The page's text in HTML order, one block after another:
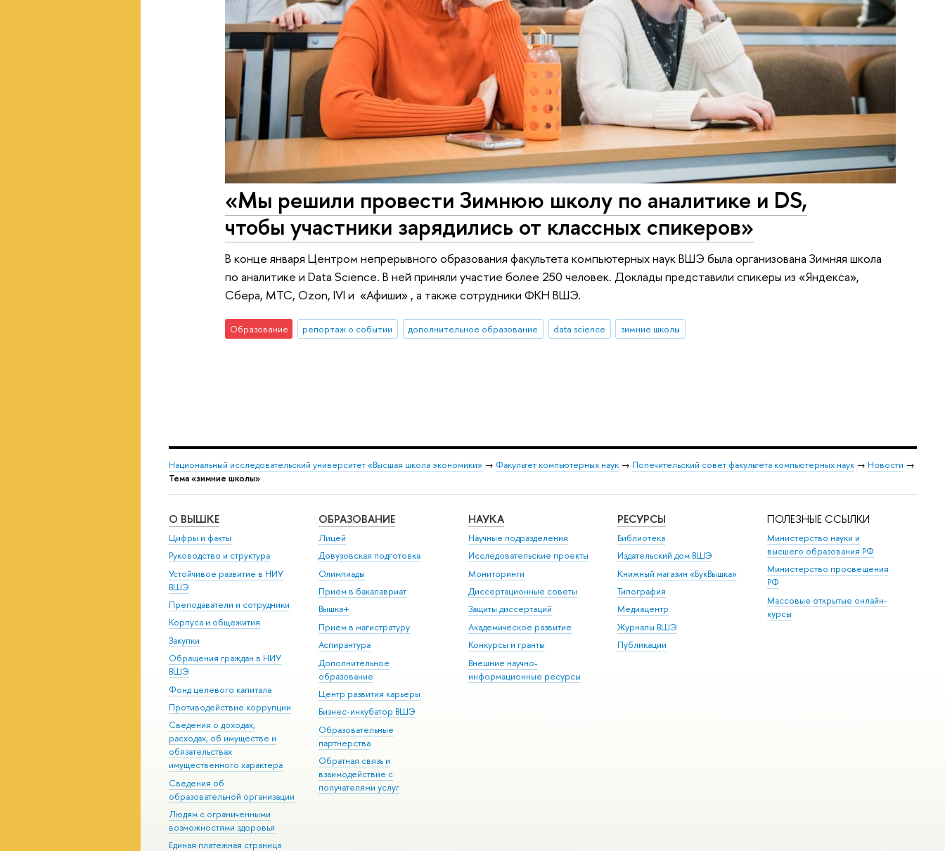
«Мы решили провести Зимнюю школу по аналитике и DS,
чтобы участники зарядились от классных спикеров»
В конце января Центром непрерывного образования факультета компьютерных наук ВШЭ была организована Зимняя школа
по аналитике и Data Science. В ней приняли участие более 250 человек. Доклады представили спикеры из «Яндекса»,
Сбера, МТС, Ozon, IVI и «Афиши» , а также сотрудники ФКН ВШЭ.
Образование репортаж о событии дополнительное образование data science зимние школы
Национальный исследовательский университет «Высшая школа экономики» → Факультет компьютерных наук → Попечительский совет факультета компьютерных наук → Новости →
Тема «зимние школы»
О ВЫШКЕ
Цифры и факты
Руководство и структура
Устойчивое развитие в НИУ
ВШЭ
Преподаватели и сотрудники
Корпуса и общежития
Закупки
Обращения граждан в НИУ
ВШЭ
Фонд целевого капитала
Противодействие коррупции
Сведения о доходах,
расходах, об имуществе и
обязательствах
имущественного характера
Сведения об
образовательной организации
Людям с ограниченными
возможностями здоровья
Единая платежная страница
ОБРАЗОВАНИЕ
Лицей
Довузовская подготовка
Олимпиады
Прием в бакалавриат
Вышка+
Прием в магистратуру
Аспирантура
Дополнительное
образование
Центр развития карьеры
Бизнес-инкубатор ВШЭ
Образовательные
партнерства
Обратная связь и
взаимодействие с
получателями услуг
НАУКА
Научные подразделения
Исследовательские проекты
Мониторинги
Диссертационные советы
Защиты диссертаций
Академическое развитие
Конкурсы и гранты
Внешние научно-
информационные ресурсы
РЕСУРСЫ
Библиотека
Издательский дом ВШЭ
Книжный магазин «БукВышка»
Типография
Медиацентр
Журналы ВШЭ
Публикации
ПОЛЕЗНЫЕ ССЫЛКИ
Министерство науки и
высшего образования РФ
Министерство просвещения
РФ
Массовые открытые онлайн-
курсы